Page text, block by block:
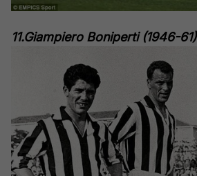
11.Giampiero Boniperti (1946-61)